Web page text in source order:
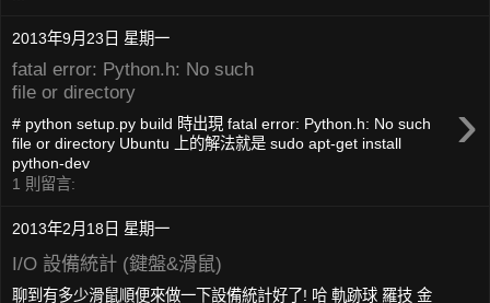
2013年9月23日 星期一
fatal error: Python.h: No such
file or directory
›
# python setup.py build 時出現 fatal error: Python.h: No such
file or directory Ubuntu 上的解法就是 sudo apt-get install
python-dev
1 則留言:
2013年2月18日 星期一
I/O 設備統計 (鍵盤&滑鼠)
聊到有多少滑鼠順便來做一下設備統計好了! 哈 軌跡球 羅技 金